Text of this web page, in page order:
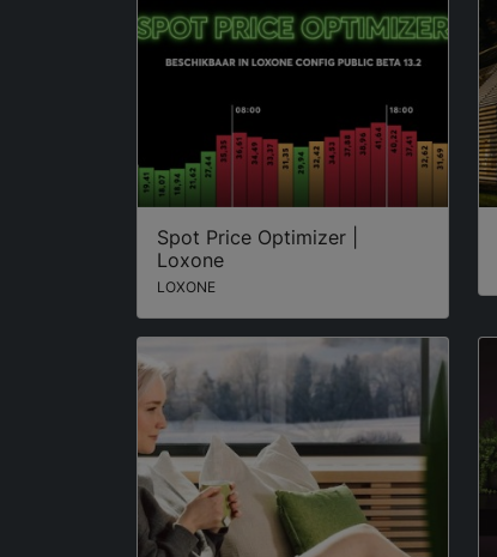
Spot Price Optimizer |
Loxone
LOXONE